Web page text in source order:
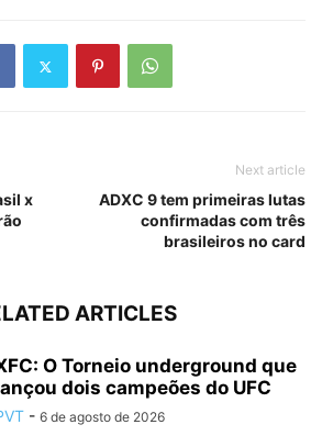
x
Next article
ADXC 9 tem primeiras lutas
confirmadas com três
brasileiros no card
ARTICLES
O Torneio underground que
dois campeões do UFC
- 6 de agosto de 2026